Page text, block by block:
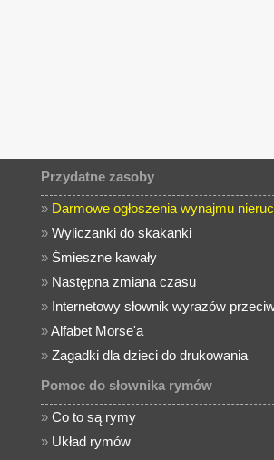
Przydatne zasoby
» Darmowe ogłoszenia wynajmu
»Wyliczanki do skakanki
» Śmieszne kawały
» Następna zmiana czasu
» Internetowy słownik wyrazów
»Alfabet Morse'a
»Zagadki dla dzieci do drukowania
Pomoc do słownika rymów
»Co to są rymy
» Układ rymów